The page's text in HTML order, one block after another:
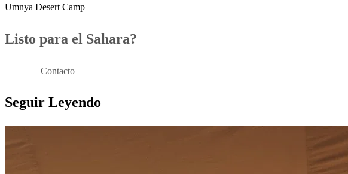
Umnya Desert Camp
Listo para el Sahara?
Contacto
Seguir Leyendo